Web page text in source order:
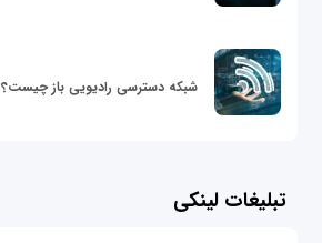
شبکه دسترسی رادیویی باز چیست؟
تبلیغات لینکی